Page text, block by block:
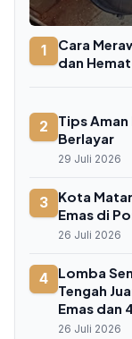
1
Cara
dan
2
Tips
Berlayar
29 Juli 2026
3
Kota
Emas di
26 Juli 2026
4
Lomba
Tengah
Emas dan
26 Juli 2026